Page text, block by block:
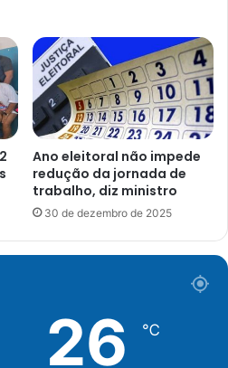
Ano eleitoral não impede
redução da jornada de
trabalho, diz ministro
30 de dezembro de 2025
26 ℃